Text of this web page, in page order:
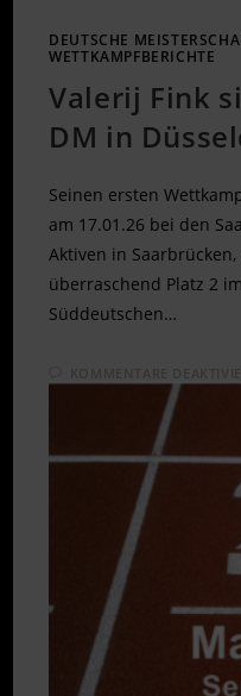
DEUTSCHE
WETTKAMPFBERICHTE
Valerij Fink
DM in
Seinen ersten
am 17.01.26 bei den
Aktiven in
überraschend Platz 2
Süddeutschen…